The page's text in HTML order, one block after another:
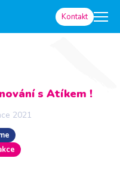
Kontakt
s Atíkem !
2021